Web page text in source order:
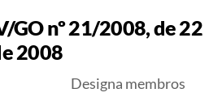
GO nº 21/2008, de 22
2008
Designa membros